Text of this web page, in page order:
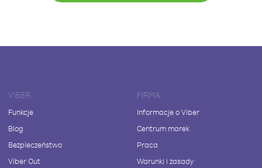
VIBER
Funkcje
Blog
Bezpieczeństwo
Viber Out
FIRMA
Informacje o Viber
Centrum marek
Praca
Warunki i zasady